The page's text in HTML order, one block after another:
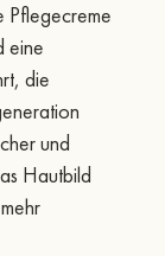
Pflegecreme
eine
die
und
Hautbild